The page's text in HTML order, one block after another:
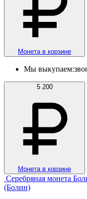
Монета в корзине
Мы выкупаем:
5 200
Монета в корзине
Серебряная монета
(Болин)